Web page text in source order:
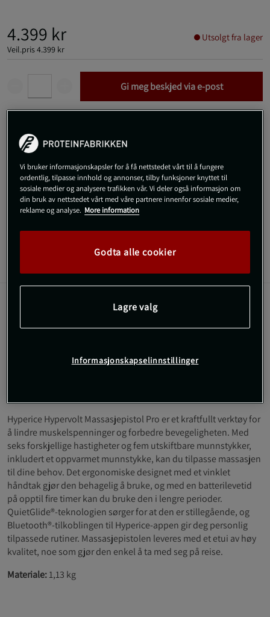
4.399 kr
Veil.pris4.399 kr
Utsolgt fra lager
Gi meg beskjed via e-post
SKU #54300-006-00| EAN810050288460
Forbedre restitusjonen og bevegeligheten din med Hyperice
Hypervolt Massasjepistol Pro.
Denne massasjepistolen er utviklet for å hjelpe
Seks hastigheter for tilpasset massasje
Hyperice Hypervolt Massasjepistol Pro er et kraftfullt verktøy for
å lindre muskelspenninger og forbedre bevegeligheten. Med
seks forskjellige hastigheter og fem utskiftbare munnstykker,
inkludert et oppvarmet munnstykke, kan du tilpasse massasjen
til dine behov. Det ergonomiske designet med et vinklet
håndtak gjør den behagelig å bruke, og med en batterilevetid
på opptil fire timer kan du bruke den i lengre perioder.
QuietGlide®-teknologien sørger for at den er stillegående, og
Bluetooth®-tilkoblingen til Hyperice-appen gir deg personlig
tilpassede rutiner. Massasjepistolen leveres med et etui av høy
kvalitet, noe som gjør den enkel å ta med seg på reise.
Materiale:1,13 kg
Vi bruker informasjonskapsler for å få nettstedet vårt til å fungere
ordentlig, tilpasse innhold og annonser, tilby funksjoner knyttet til
sosiale medier og analysere trafikken vår. Vi deler også informasjon om
din bruk av nettstedet vårt med våre partnere innenfor sosiale medier,
reklame og analyse. More information
Godta alle cookier
Lagre valg
Informasjonskapselinnstillinger